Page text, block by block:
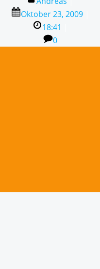
Oktober 23, 2009
18:41
0